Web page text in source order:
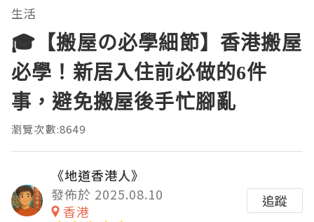
生活
🎓【搬屋の必學細節】香港搬屋
必學！新居入住前必做的6件
事，避免搬屋後手忙腳亂
瀏覽次數:8649
《地道香港人》
發佈於 2025.08.10
香港
追蹤